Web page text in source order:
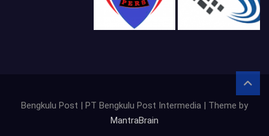
Bengkulu Post | PT Bengkulu Post Intermedia | Theme by
MantraBrain